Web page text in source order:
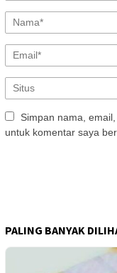
Simpan nama,
untuk komentar saya
PALING BANYAK